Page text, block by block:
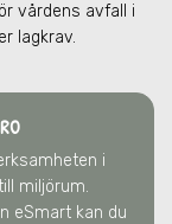
vårdens avfall i
lagkrav.
i
miljörum.
eSmart kan du